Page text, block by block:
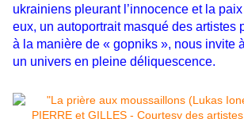
ukrainiens pleurant l’innocence et la
eux, un autoportrait masqué des artistes
à la manière de « gopniks », nous invite
un univers en pleine déliquescence.